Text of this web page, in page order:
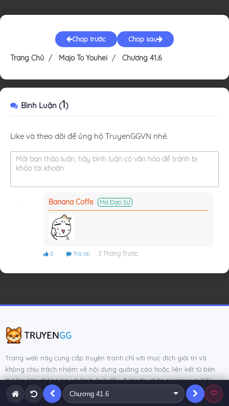
Chap trước Chap sau
Trang Chủ Majo To Youhei Chương 41.6
Bình Luận (1)
Like và theo dõi để ủng hộ TruyenGGVN nhé.
Mời bạn thảo luận, hãy bình luận có văn hóa để tránh bị
khóa tài khoản
Banana Coffe Ma Đạo Sư
0 Trả lời 3 Tháng Trước
Trang web này cung cấp truyện tranh chỉ với mục đích giải trí và
không chịu trách nhiệm về nội dung quảng cáo hoặc liên kết từ bên
thứ ba. Mọi thông tin và hình ảnh đều được thu thập từ internet. Nếu
bạn có bất kỳ vấn đề nào liên quan đến nội dung hiển thị, vui lòng
liên hệ với chúng tôi để được hỗ trợ.